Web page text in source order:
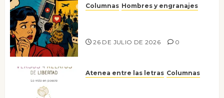
Columnas Hombres y engranajes
26 DE JULIO DE 2026 0
Atenea entre las letras Columnas